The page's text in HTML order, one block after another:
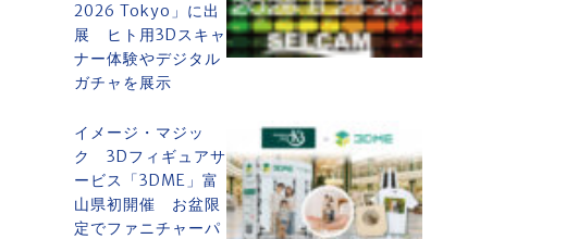
2026 Tokyo」に出
展 ヒト用3Dスキャ
ナー体験やデジタル
ガチャを展示
イメージ・マジッ
ク 3Dフィギュアサ
ービス「3DME」富
山県初開催 お盆限
定でファニチャーパ